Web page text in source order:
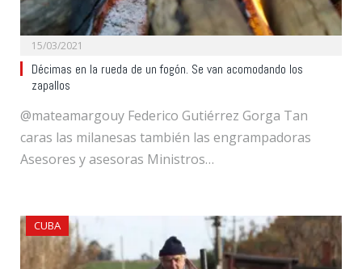
15/03/2021
Décimas en la rueda de un fogón. Se van acomodando los
zapallos
@mateamargouy Federico Gutiérrez Gorga Tan
caras las milanesas también las engrampadoras
Asesores y asesoras Ministros…
CUBA